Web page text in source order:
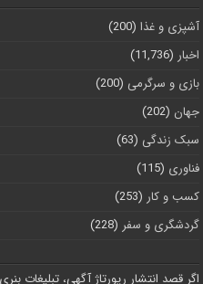
آشپزی و غذا (200)
اخبار (11,736)
بازی و سرگرمی (200)
جهان (202)
سبک زندگی (63)
فناوری (115)
کسب و کار (253)
گردشگری و سفر (228)
اگر قصد انتشار رپورتاژ آگهی، تبلیغات